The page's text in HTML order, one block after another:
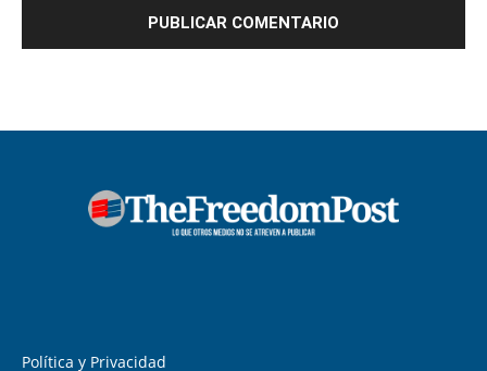
Política y Privacidad